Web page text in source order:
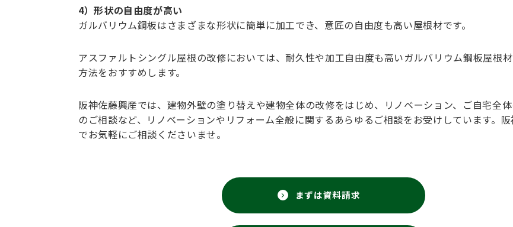
4）形状の自由度が高い
ガルバリウム鋼板はさまざまな形状に簡単に加工でき、意匠の自由度も高い屋根材です。
アスファルトシングル屋根の改修においては、耐久性や加工自由度も高いガルバリウム鋼板屋根
方法をおすすめします。
阪神佐藤興産では、建物外壁の塗り替えや建物全体の改修をはじめ、リノベーション、ご自宅全
のご相談など、リノベーションやリフォーム全般に関するあらゆるご相談をお受けしています。
でお気軽にご相談くださいませ。
まずは資料請求